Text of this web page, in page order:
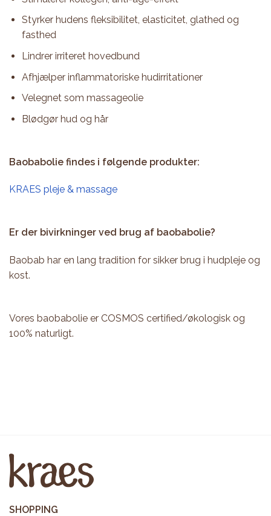
Styrker hudens fleksibilitet, elasticitet, glathed og
fasthed
Lindrer irriteret hovedbund
Afhjælper inflammatoriske hudirritationer
Velegnet som massageolie
Blødgør hud og hår
Baobabolie findes i følgende produkter:
KRAES pleje & massage
Er der bivirkninger ved brug af baobabolie?
Baobab har en lang tradition for sikker brug i hudpleje og
kost.
Vores baobabolie er COSMOS certified/økologisk og
100% naturligt.
SHOPPING